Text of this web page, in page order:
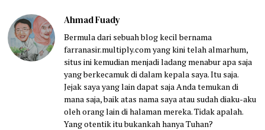
Ahmad Fuady
Bermula dari sebuah blog kecil bernama
farranasir.multiply.com yang kini telah almarhum,
situs ini kemudian menjadi ladang menabur apa saja
yang berkecamuk di dalam kepala saya. Itu saja.
Jejak saya yang lain dapat saja Anda temukan di
mana saja, baik atas nama saya atau sudah diaku-aku
oleh orang lain di halaman mereka. Tidak apalah.
Yang otentik itu bukankah hanya Tuhan?